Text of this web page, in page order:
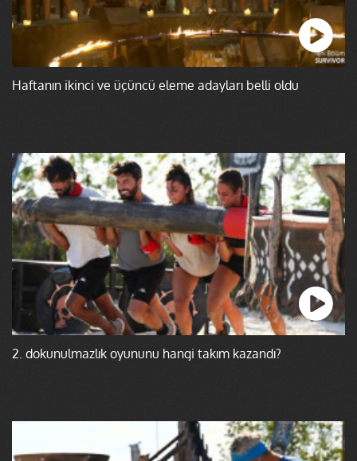
Haftanın ikinci ve üçüncü eleme adayları belli oldu
2. dokunulmazlık oyununu hangi takım kazandı?